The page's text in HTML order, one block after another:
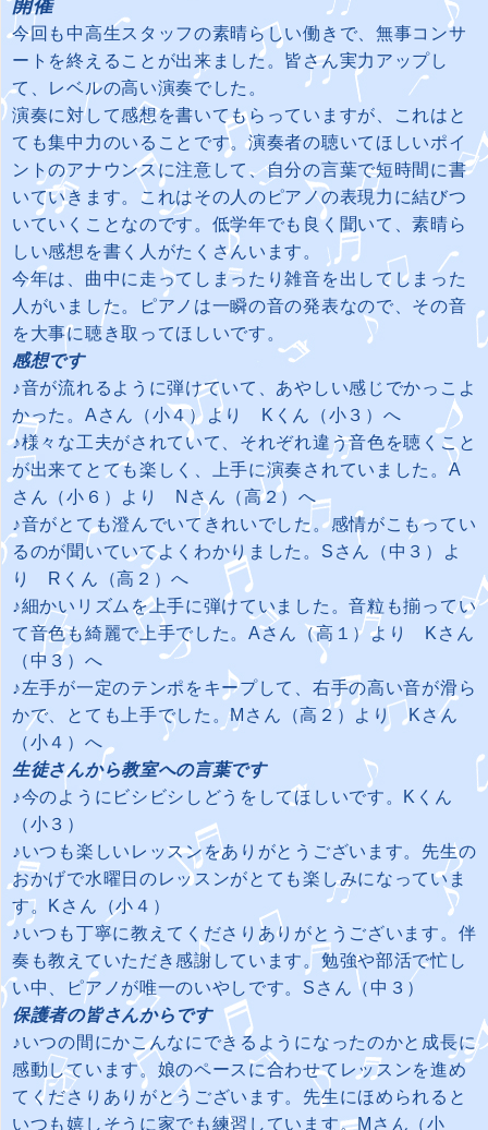
開催
今回も中高生スタッフの素晴らしい働きで、無事コンサ
ートを終えることが出来ました。皆さん実力アップし
て、レベルの高い演奏でした。
演奏に対して感想を書いてもらっていますが、これはと
ても集中力のいることです。演奏者の聴いてほしいポイ
ントのアナウンスに注意して、自分の言葉で短時間に書
いていきます。これはその人のピアノの表現力に結びつ
いていくことなのです。低学年でも良く聞いて、素晴ら
しい感想を書く人がたくさんいます。
今年は、曲中に走ってしまったり雑音を出してしまった
人がいました。ピアノは一瞬の音の発表なので、その音
を大事に聴き取ってほしいです。
感想です
♪音が流れるように弾けていて、あやしい感じでかっこよ
かった。Aさん（小４）より
Kくん（小３）へ
♪様々な工夫がされていて、それぞれ違う音色を聴くこと
が出来てとても楽しく、上手に演奏されていました。A
さん（小６）より Nさん（高２）へ
♪音がとても澄んでいてきれいでした。感情がこもってい
るのが聞いていてよくわかりました。Sさん（中３）よ
り Rくん（高２）へ
♪細かいリズムを上手に弾けていました。音粒も揃ってい
て音色も綺麗で上手でした。Aさん（高１）より Kさん
（中３）へ
♪左手が一定のテンポをキープして、右手の高い音が滑ら
かで、とても上手でした。M さん（高２）より Kさん
（小４）へ
生徒さんから教室への言葉です
♪今のようにビシビシしどうをしてほしいです。Kくん
（小３）
♪いつも楽しいレッスンをありがとうございます。先生の
おかげで水曜日のレッスンがとても楽しみになっていま
す。Kさん（小４）
♪いつも丁寧に教えてくださりありがとうございます。伴
奏も教えていただき感謝しています。勉強や部活で忙し
い中、ピアノが唯一のいやしです。Sさん（中３）
保護者の皆さんからです
♪いつの間にかこんなにできるようになったのかと成長に
感動しています。娘のペースに合わせてレッスンを進め
てくださりありがとうございます。先生にほめられると
いつも嬉しそうに家でも練習しています。Mさん（小